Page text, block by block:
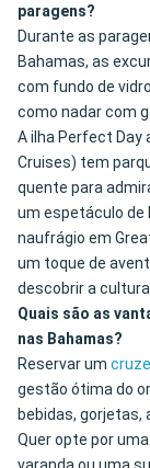
paragens?
Durante as
Bahamas, as
com fundo de
como nadar com
A ilha Perfect Day
Cruises) tem
quente para
um espetáculo de
naufrágio em
um toque de
descobrir a
Quais são as
nas Bahamas?
Reservar um
gestão ótima do
bebidas, gorjetas,
Quer opte por